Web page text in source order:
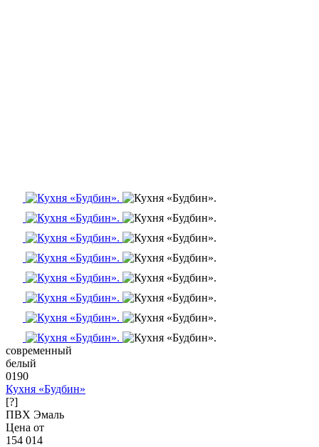
современный
белый
0190
Кухня «Будбин»
[?]
ПВХ Эмаль
Цена от
154 014